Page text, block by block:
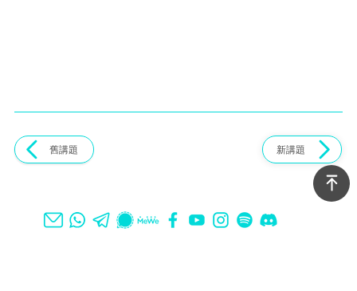
舊講題 新講題